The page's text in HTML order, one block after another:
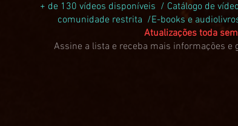
+ de 130 vídeos disponíveis / Catálogo de
comunidade restrita /E-books e
Atualizações toda
Assine a lista e receba mais informações e